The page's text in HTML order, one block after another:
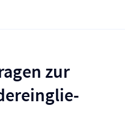
zur